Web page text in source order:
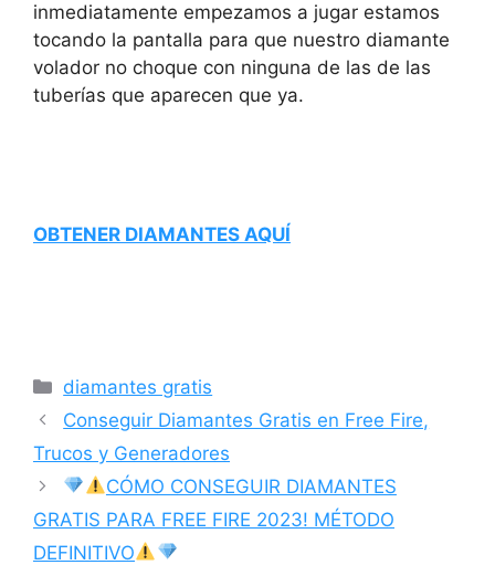
inmediatamente empezamos a jugar estamos
tocando la pantalla para que nuestro diamante
volador no choque con ninguna de las de las
tuberías que aparecen que ya.
OBTENER DIAMANTES AQUÍ
Categorías
diamantes gratis
Conseguir Diamantes Gratis en Free Fire,
Trucos y Generadores
CÓMO CONSEGUIR DIAMANTES
GRATIS PARA FREE FIRE 2023! MÉTODO
DEFINITIVO